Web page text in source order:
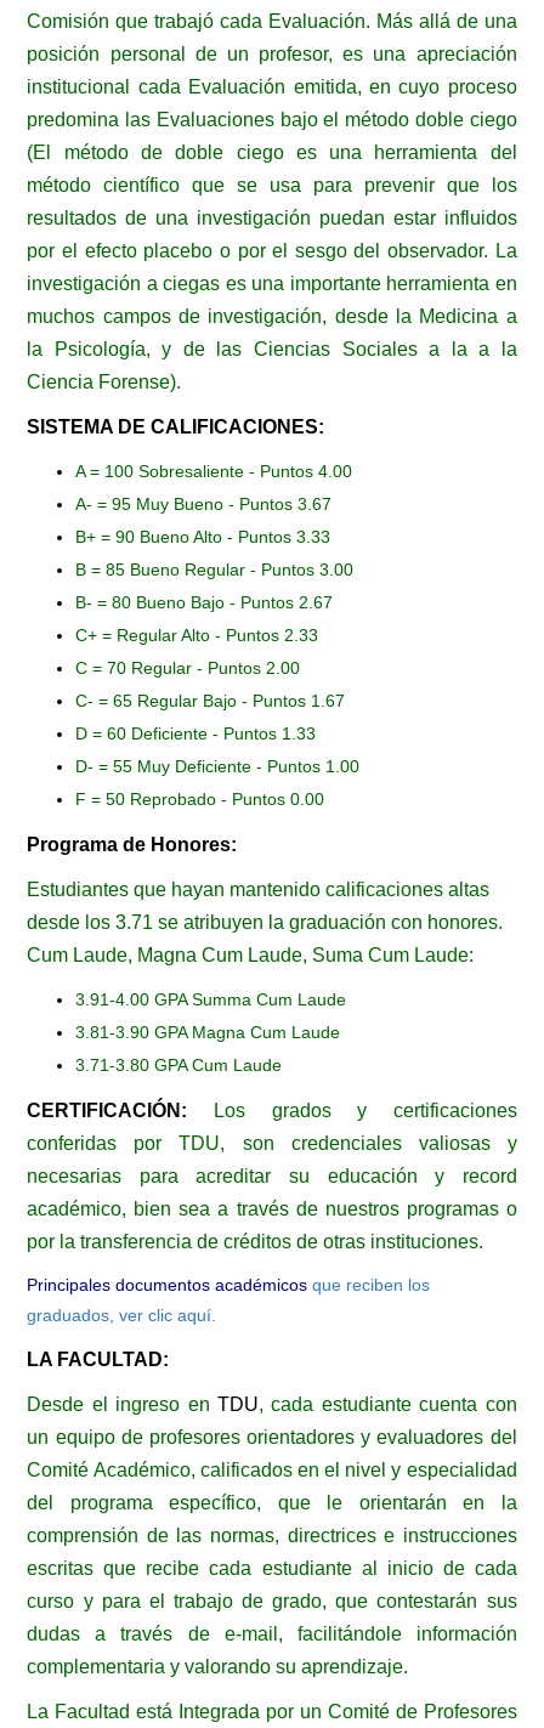
Comisión que trabajó cada Evaluación. Más allá de una
posición personal de un profesor, es una apreciación
institucional cada Evaluación emitida, en cuyo proceso
predomina las Evaluaciones bajo el método doble ciego
(El método de doble ciego es una herramienta del
método científico que se usa para prevenir que los
resultados de una investigación puedan estar influidos
por el efecto placebo o por el sesgo del observador. La
investigación a ciegas es una importante herramienta en
muchos campos de investigación, desde la Medicina a
la Psicología, y de las Ciencias Sociales a la a la
Ciencia Forense).
SISTEMA DE CALIFICACIONES:
A = 100 Sobresaliente - Puntos 4.00
A- = 95 Muy Bueno - Puntos 3.67
B+ = 90 Bueno Alto - Puntos 3.33
B = 85 Bueno Regular - Puntos 3.00
B- = 80 Bueno Bajo - Puntos 2.67
C+ = Regular Alto - Puntos 2.33
C = 70 Regular - Puntos 2.00
C- = 65 Regular Bajo­ - Puntos 1.67
D = 60 Deficiente - Puntos 1.33
D- = 55 Muy Deficiente - Puntos 1.00
F = 50 Reprobado - Puntos 0.00
Programa de Honores:
Estudiantes que hayan mantenido calificaciones altas
desde los 3.71 se atribuyen la graduación con honores.
Cum Laude, Magna Cum Laude, Suma Cum Laude:
3.91-4.00 GPA Summa Cum Laude
3.81-3.90 GPA Magna Cum Laude
3.71-3.80 GPA Cum Laude
CERTIFICACIÓN:
Los grados y certificaciones
conferidas por TDU, son credenciales valiosas y
necesarias para acreditar su educación y record
académico, bien sea a través de nuestros programas o
por la transferencia de créditos de otras instituciones.
Principales documentos académicosque reciben los
graduados, ver clic aquí.
LA FACULTAD:
Desde el ingreso en TDU, cada estudiante cuenta con
un equipo de profesores orientadores y evaluadores del
Comité Académico, calificados en el nivel y especialidad
del programa específico, que le orientarán en la
comprensión de las normas, directrices e instrucciones
escritas que recibe cada estudiante al inicio de cada
curso y para el trabajo de grado, que contestarán sus
dudas a través de e-mail, facilitándole información
complementaria y valorando su aprendizaje.
La Facultad está Integrada por un Comité de Profesores